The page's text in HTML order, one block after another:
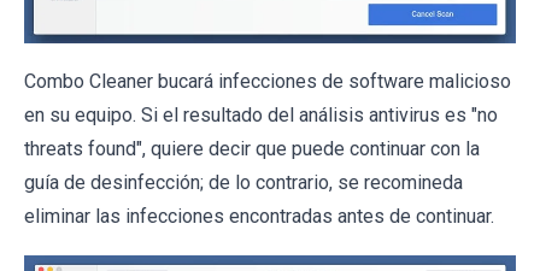
Combo Cleaner bucará infecciones de software malicioso
en su equipo. Si el resultado del análisis antivirus es "no
threats found", quiere decir que puede continuar con la
guía de desinfección; de lo contrario, se recomineda
eliminar las infecciones encontradas antes de continuar.